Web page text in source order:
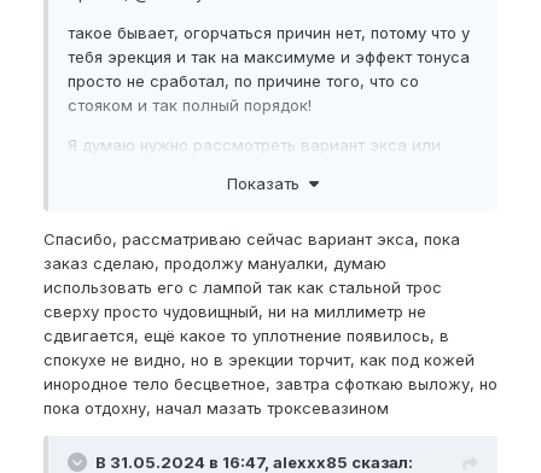
такое бывает, огорчаться причин нет, потому что у
тебя эрекция и так на максимуме и эффект тонуса
просто не сработал, по причине того, что со
стояком и так полный порядок!
Я думаю нужно рассмотреть вариант экса или
поработать на длину.
Показать
Спасибо, рассматриваю сейчас вариант экса, пока
заказ сделаю, продолжу мануалки, думаю
использовать его с лампой так как стальной трос
сверху просто чудовищный, ни на миллиметр не
сдвигается, ещё какое то уплотнение появилось, в
спокухе не видно, но в эрекции торчит, как под кожей
инородное тело бесцветное, завтра сфоткаю выложу, но
пока отдохну, начал мазать троксевазином
В 31.05.2024 в 16:47, alexxx85 сказал: